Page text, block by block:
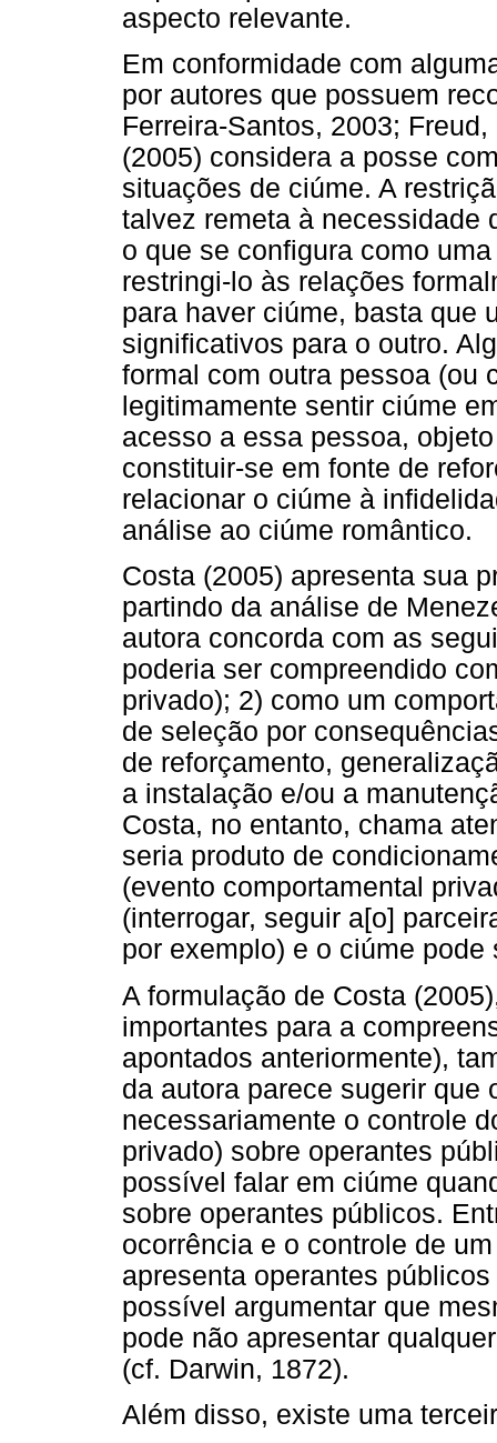
aspecto relevante.
Em conformidade com
por autores que possuem
Ferreira-Santos, 2003;
(2005) considera a posse
situações de ciúme. A
talvez remeta à necessidade
o que se configura como
restringi-lo às relações
para haver ciúme, basta que
significativos para o outro.
formal com outra pessoa (ou
legitimamente sentir ciúme
acesso a essa pessoa,
constituir-se em fonte de
relacionar o ciúme à
análise ao ciúme romântico.
Costa (2005) apresenta sua
partindo da análise de
autora concorda com as
poderia ser compreendido
privado); 2) como um
de seleção por
de reforçamento,
a instalação e/ou a
Costa, no entanto, chama
seria produto de
(evento comportamental
(interrogar, seguir a[o]
por exemplo) e o ciúme
A formulação de Costa
importantes para a
apontados anteriormente),
da autora parece sugerir que
necessariamente o controle
privado) sobre operantes
possível falar em ciúme
sobre operantes públicos.
ocorrência e o controle de
apresenta operantes
possível argumentar que
pode não apresentar
(cf. Darwin, 1872).
Além disso, existe uma